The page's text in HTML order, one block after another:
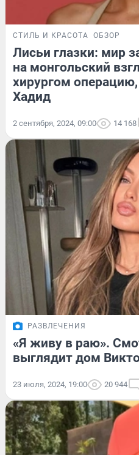
СТИЛЬ И КРАСОТА ОБЗОР
Лисьи глазки: мир
на монгольский
хирургом
Хадид
2 сентября, 2024, 09:00 14 168
РАЗВЛЕЧЕНИЯ
«Я живу в раю».
выглядит дом
23 июля, 2024, 19:00 20 944